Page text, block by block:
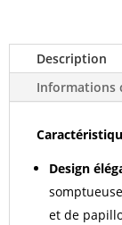
Description
Informations
Design
et de